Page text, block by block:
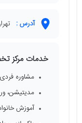
آدرس :
خدمات مرکز
مشاوره
مدیتیشن،
آموزش